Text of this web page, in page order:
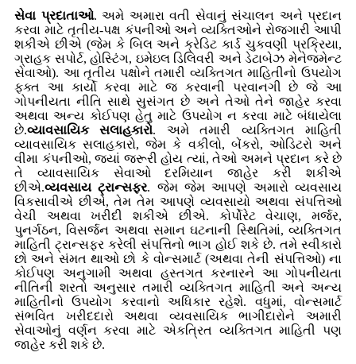
સેવા પ્રદાતાઓ. અમે અમારા વતી સેવાનું સંચાલન અને પ્રદાન
કરવા માટે તૃતીય-પક્ષ કંપનીઓ અને વ્યક્તિઓને રોજગારી આપી
શકીએ છીએ (જેમ કે બિલ અને ક્રેડિટ કાર્ડ ચુકવણી પ્રક્રિયા,
ગ્રાહક સપોર્ટ, હોસ્ટિંગ, ઇમેઇલ ડિલિવરી અને ડેટાબેઝ મેનેજમેન્ટ
સેવાઓ). આ તૃતીય પક્ષોને તમારી વ્યક્તિગત માહિતીનો ઉપયોગ
ફક્ત આ કાર્યો કરવા માટે જ કરવાની પરવાનગી છે જે આ
ગોપનીયતા નીતિ સાથે સુસંગત છે અને તેઓ તેને જાહેર કરવા
અથવા અન્ય કોઈપણ હેતુ માટે ઉપયોગ ન કરવા માટે બંધાયેલા
છે.વ્યાવસાયિક સલાહકારો. અમે તમારી વ્યક્તિગત માહિતી
વ્યાવસાયિક સલાહકારો, જેમ કે વકીલો, બેંકરો, ઓડિટરો અને
વીમા કંપનીઓ, જ્યાં જરૂરી હોય ત્યાં, તેઓ અમને પ્રદાન કરે છે
તે વ્યાવસાયિક સેવાઓ દરમિયાન જાહેર કરી શકીએ
છીએ.વ્યવસાય ટ્રાન્સફર. જેમ જેમ આપણે અમારો વ્યવસાય
વિકસાવીએ છીએ, તેમ તેમ આપણે વ્યવસાયો અથવા સંપત્તિઓ
વેચી અથવા ખરીદી શકીએ છીએ. કોર્પોરેટ વેચાણ, મર્જર,
પુનર્ગઠન, વિસર્જન અથવા સમાન ઘટનાની સ્થિતિમાં, વ્યક્તિગત
માહિતી ટ્રાન્સફર કરેલી સંપત્તિનો ભાગ હોઈ શકે છે. તમે સ્વીકારો
છો અને સંમત થાઓ છો કે વોન્સમાર્ટ (અથવા તેની સંપત્તિઓ) ના
કોઈપણ અનુગામી અથવા હસ્તગત કરનારને આ ગોપનીયતા
નીતિની શરતો અનુસાર તમારી વ્યક્તિગત માહિતી અને અન્ય
માહિતીનો ઉપયોગ કરવાનો અધિકાર રહેશે. વધુમાં, વોન્સમાર્ટ
સંભવિત ખરીદદારો અથવા વ્યવસાયિક ભાગીદારોને અમારી
સેવાઓનું વર્ણન કરવા માટે એકત્રિત વ્યક્તિગત માહિતી પણ
જાહેર કરી શકે છે.